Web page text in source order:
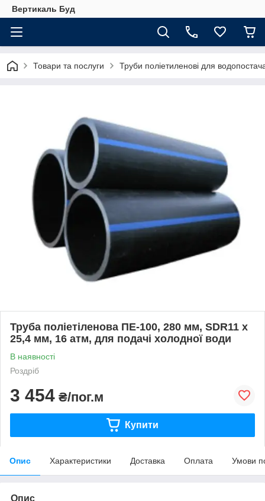
Вертикаль Буд
Товари та послуги Труби поліетиленові для
Труба поліетіленова ПЕ-100, 280 мм, SDR11 х
25,4 мм, 16 атм, для подачі холодної води
В наявності
Роздріб
3 454 ₴/пог.м
Купити
Опис Характеристики Доставка Оплата Умови
Опис